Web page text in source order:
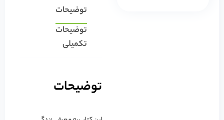
توضیحات
توضیحات
تکمیلی
توضیحات